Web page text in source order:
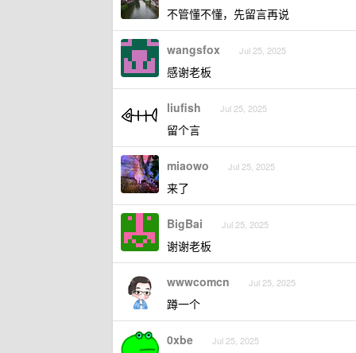
不管懂不懂，先留言再说
wangsfox Jul 25, 2025
感谢老板
liufish Jul 25, 2025
留个言
miaowo Jul 25, 2025
来了
BigBai Jul 25, 2025
谢谢老板
wwwcomcn Jul 25, 2025
蹲一个
0xbe Jul 25, 2025